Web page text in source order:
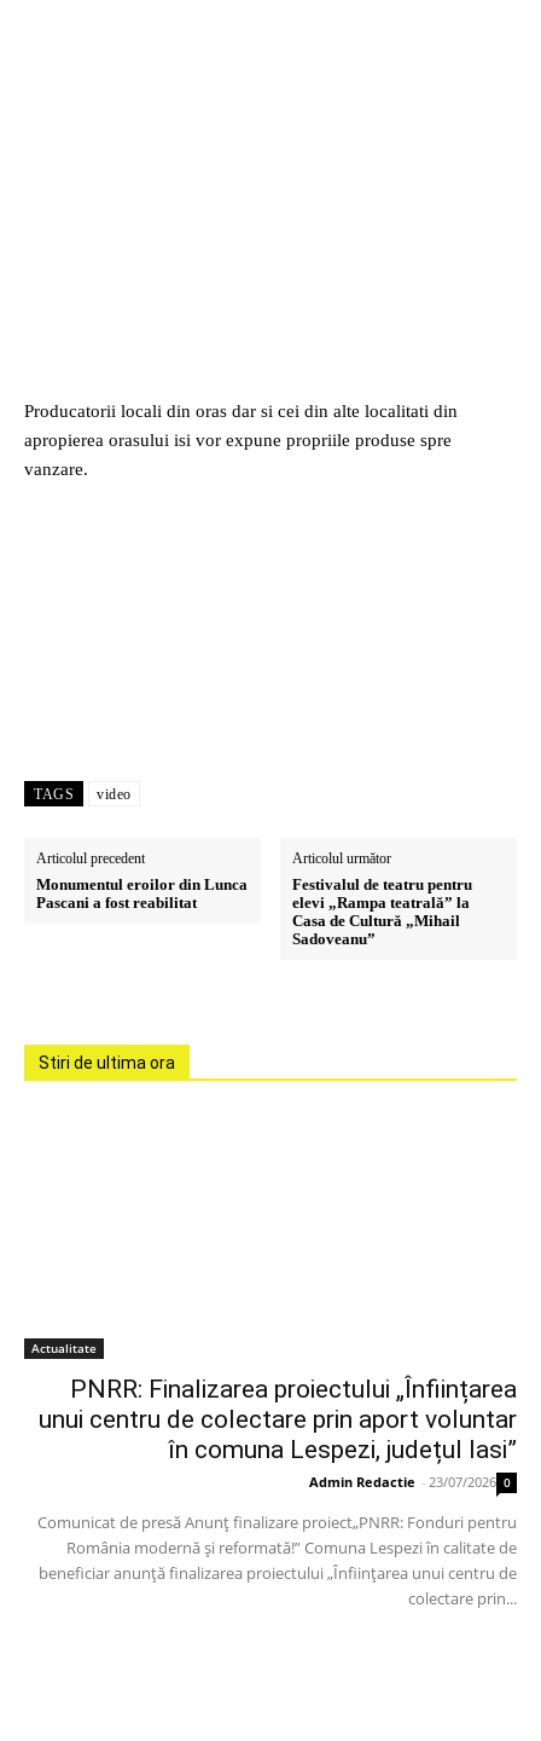
Producatorii locali din oras dar si cei din alte localitati din
apropierea orasului isi vor expune propriile produse spre
vanzare.
TAGS video
Articolul precedent
Monumentul eroilor din Lunca
Pascani a fost reabilitat
Articolul următor
Festivalul de teatru pentru
elevi „Rampa teatrală” la
Casa de Cultură „Mihail
Sadoveanu”
Stiri de ultima ora
Actualitate
PNRR: Finalizarea proiectului „Înființarea
unui centru de colectare prin aport voluntar
în comuna Lespezi, județul Iasi”
Admin Redactie - 23/07/2026 0
Comunicat de presă Anunț finalizare proiect„PNRR: Fonduri pentru
România modernă și reformată!” Comuna Lespezi în calitate de
beneficiar anunță finalizarea proiectului „Înființarea unui centru de
colectare prin...